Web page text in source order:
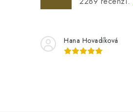
r
k
y
Hana Hovadíková